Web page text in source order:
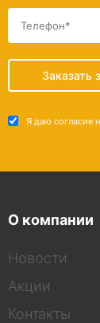
Заказать
Я даю согласие
О компании
Новости
Акции
Контакты